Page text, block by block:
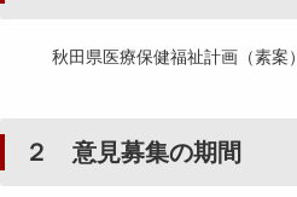
秋田県医療保健福祉計画（素案）
２ 意見募集の期間